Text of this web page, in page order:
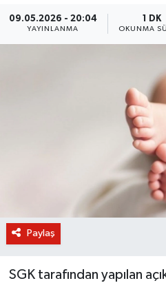
09.05.2026 - 20:04
YAYINLANMA
1 DK
OKUNMA
Paylaş
SGK tarafından yapılan
SAĞLIK